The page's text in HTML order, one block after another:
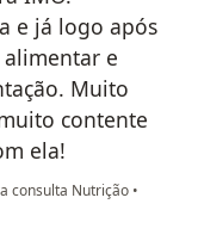
e já logo após
e
Muito
contente
ela!
consulta Nutrição •